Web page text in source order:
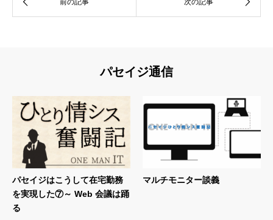
パセイジ通信
パセイジはこうして在宅勤務
を実現した⑦～ Web 会議は踊
る
マルチモニター談義